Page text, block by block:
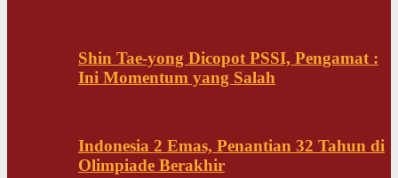
Shin Tae-yong Dicopot PSSI, Pengamat :
Ini Momentum yang Salah
Indonesia 2 Emas, Penantian 32 Tahun di
Olimpiade Berakhir